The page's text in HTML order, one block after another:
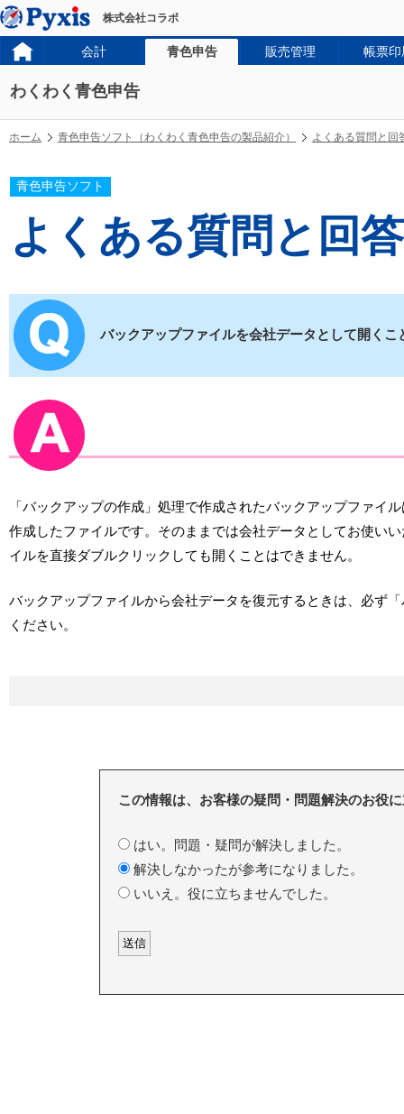
株式会社コラボ
会計 青色申告 販売管理 帳票印
わくわく青色申告
ホーム 青色申告ソフト（わくわく青色申告の製品紹介） よくある質問と回
青色申告ソフト
よくある質問と回答
バックアップファイルを会社データとして開くこ
「バックアップの作成」処理で作成されたバックアップファイ
作成したファイルです。そのままでは会社データとしてお使い
イルを直接ダブルクリックしても開くことはできません。
バックアップファイルから会社データを復元するときは、必ず
ください。
この情報は、お客様の疑問・問題解決のお役
はい。問題・疑問が解決しました。
解決しなかったが参考になりました。
いいえ。役に立ちませんでした。